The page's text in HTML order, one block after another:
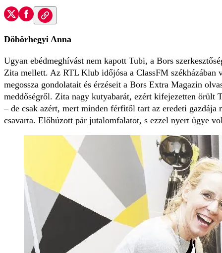
Döbörhegyi Anna
Ugyan ebédmeghívást nem kapott Tubi, a Bors
Zita mellett. Az RTL Klub időjósa a ClassFM székházában
megossza gondolatait és érzéseit a Bors Extra Magazin
meddőségről. Zita nagy kutyabarát, ezért kifejezetten örült
– de csak azért, mert minden férfitől tart az eredeti
csavarta. Előhúzott pár jutalomfalatot, s ezzel nyert ügye